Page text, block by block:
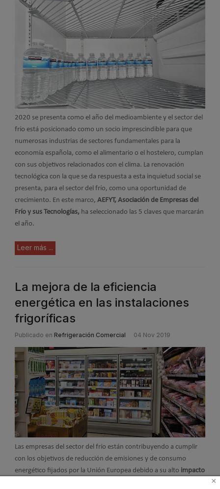
2020 se presenta como el año del medioambiente y el sector del
frío está posicionado como un socio imprescindible para que
numerosas industrias de sectores fundamentales para la
economía española, como el alimentario o el hostelero, cumplan
con sus objetivos relacionados con el clima. La renovación
tecnológica con la que se da respuesta a esta inquietud social se
presenta, para el sector del frío, como una oportunidad de
crecimiento. En este marco, AEFYT, Asociación de Empresas del
Frío y sus Tecnologías, ha seleccionado las 5 claves que marcarán
el año.
Leer más ...
La mejora de la eficiencia
energética en las instalaciones
frigoríficas
Publicado en Refrigeración Comercial 04 Nov 2019
Las empresas del sector del frío están contribuyendo a cumplir
con los objetivos de reducción de emisiones y de consumo
energético fijados por la Unión Europea debido a su alto impacto
×